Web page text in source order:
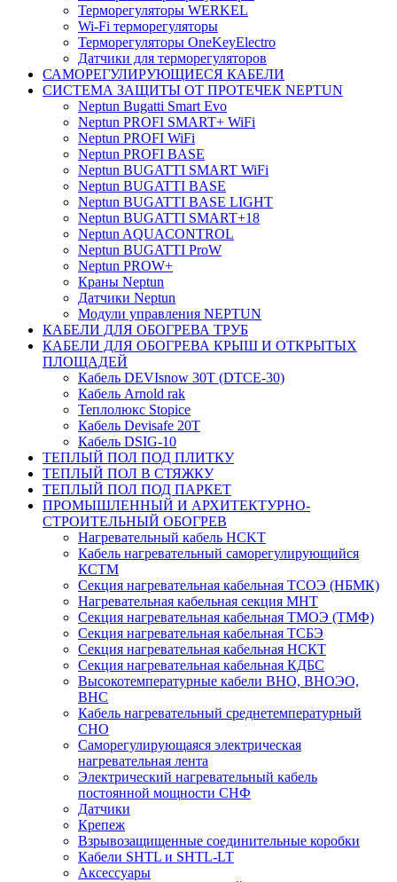
Терморегуляторы WERKEL
Wi-Fi терморегуляторы
Терморегуляторы OneKeyElectro
Датчики для терморегуляторов
САМОРЕГУЛИРУЮЩИЕСЯ КАБЕЛИ
СИСТЕМА ЗАЩИТЫ ОТ ПРОТЕЧЕК NEPTUN
Neptun Bugatti Smart Evo
Neptun PROFI SMART+ WiFi
Neptun PROFI WiFi
Neptun PROFI BASE
Neptun BUGATTI SMART WiFi
Neptun BUGATTI BASE
Neptun BUGATTI BASE LIGHT
Neptun BUGATTI SMART+18
Neptun AQUACONTROL
Neptun BUGATTI ProW
Neptun PROW+
Краны Neptun
Датчики Neptun
Модули управления NEPTUN
КАБЕЛИ ДЛЯ ОБОГРЕВА ТРУБ
КАБЕЛИ ДЛЯ ОБОГРЕВА КРЫШ И ОТКРЫТЫХ
ПЛОЩАДЕЙ
Кабель DEVIsnow 30Т (DTCE-30)
Кабель Arnold rak
Теплолюкс Stopice
Кабель Devisafe 20T
Кабель DSIG-10
ТЕПЛЫЙ ПОЛ ПОД ПЛИТКУ
ТЕПЛЫЙ ПОЛ В СТЯЖКУ
ТЕПЛЫЙ ПОЛ ПОД ПАРКЕТ
ПРОМЫШЛЕННЫЙ И АРХИТЕКТУРНО-
СТРОИТЕЛЬНЫЙ ОБОГРЕВ
Нагревательный кабель НCKТ
Кабель нагревательный саморегулирующийся
КСТМ
Секция нагревательная кабельная ТСОЭ (НБМК)
Нагревательная кабельная секция МНТ
Секция нагревательная кабельная ТМОЭ (ТМФ)
Секция нагревательная кабельная ТСБЭ
Секция нагревательная кабельная НСКТ
Секция нагревательная кабельная КДБС
Высокотемпературные кабели ВНО, ВНОЭО,
ВНС
Кабель нагревательный среднетемпературный
СНО
Саморегулирующаяся электрическая
нагревательная лента
Электрический нагревательный кабель
постоянной мощности СНФ
Датчики
Крепеж
Взрывозащищенные соединительные коробки
Кабели SHTL и SHTL-LT
Аксессуары